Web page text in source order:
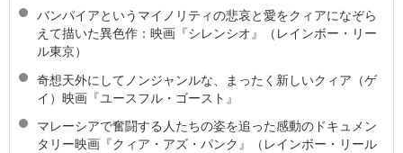
バンパイアというマイノリティの悲哀と愛をクィアになぞら
えて描いた異色作：映画『シレンシオ』（レインボー・リー
ル東京）
奇想天外にしてノンジャンルな、まったく新しいクィア（ゲ
イ）映画『ユースフル・ゴースト』
マレーシアで奮闘する人たちの姿を追った感動のドキュメン
タリー映画『クィア・アズ・パンク』（レインボー・リール